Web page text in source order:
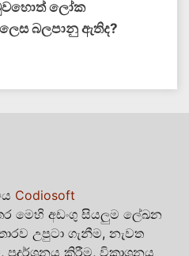
ලෝක
බලපානු ඇතිද​?
Codiosoft
මෙහි අඩංගු සියලුම ලේඛන
උපුටා ගැනීම, නැවත
ප්‍රදර්ශනය කිරීම, විකාශනය